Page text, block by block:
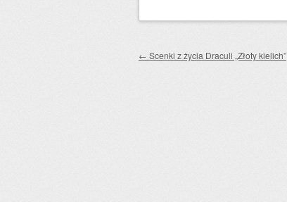
Zobacz wpisy
← Scenki z życia Draculi „Złoty kielich”